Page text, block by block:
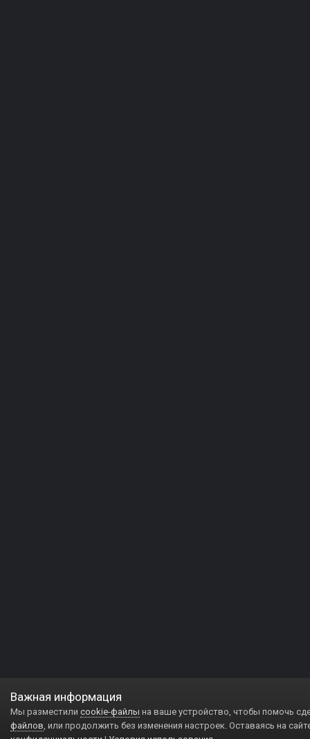
Важная информация
Мы разместили cookie-файлы на ваше устройство, чтобы помочь
файлов, или продолжить без изменения настроек. Оставаясь на